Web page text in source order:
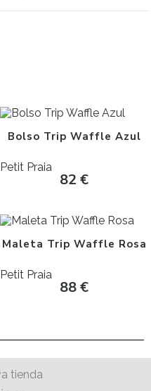
Bolso Trip Waffle Azul
Petit Praia
82€
Maleta Trip Waffle Rosa
Petit Praia
88€